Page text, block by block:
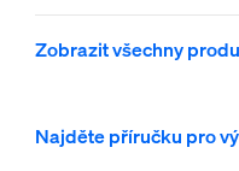
Zobrazit všechny
Najděte příručku pro